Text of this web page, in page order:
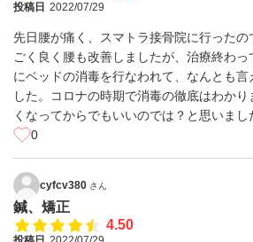
投稿日 2022/07/29
先日腰が痛く、スマトラ接骨院に行った
ごく良く腰も改善しましたが、治療終わ
にベッドの消毒を行なわれて、なんとも言
した。コロナの時期で消毒の徹底はわか
くなってからでもいいのでは？と思いまし
0
cyfcv380 さん
鍼、矯正
4.50